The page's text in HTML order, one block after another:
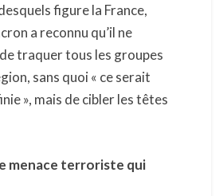
figure la France,
a reconnu qu’il ne
traquer tous les groupes
sans quoi « ce serait
», mais de cibler les têtes
menace terroriste qui